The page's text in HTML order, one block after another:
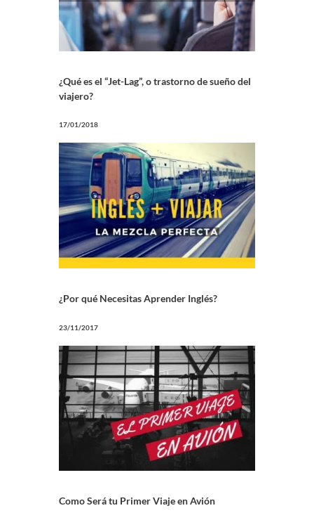
¿Qué es el “Jet-Lag”, o trastorno de sueño del
viajero?
17/01/2018
¿Por qué Necesitas Aprender Inglés?
23/11/2017
Como Será tu Primer Viaje en Avión